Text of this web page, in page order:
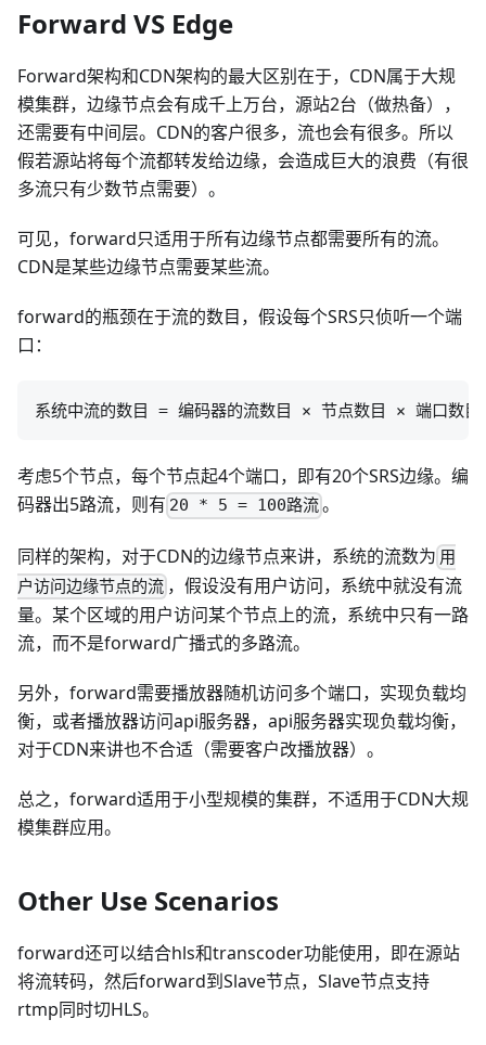
Forward VS Edge
Forward架构和CDN架构的最大区别在于，CDN属于大规
模集群，边缘节点会有成千上万台，源站2台（做热备），
还需要有中间层。CDN的客户很多，流也会有很多。所以
假若源站将每个流都转发给边缘，会造成巨大的浪费（有很
多流只有少数节点需要）。
可见，forward只适用于所有边缘节点都需要所有的流。
CDN是某些边缘节点需要某些流。
forward的瓶颈在于流的数目，假设每个SRS只侦听一个端
口：
考虑5个节点，每个节点起4个端口，即有20个SRS边缘。编
码器出5路流，则有 20 * 5 = 100路流。
同样的架构，对于CDN的边缘节点来讲，系统的流数为 用
户访问边缘节点的流 ，假设没有用户访问，系统中就没有流
量。某个区域的用户访问某个节点上的流，系统中只有一路
流，而不是forward广播式的多路流。
另外，forward需要播放器随机访问多个端口，实现负载均
衡，或者播放器访问api服务器，api服务器实现负载均衡，
对于CDN来讲也不合适（需要客户改播放器）。
总之，forward适用于小型规模的集群，不适用于CDN大规
模集群应用。
Other Use Scenarios
forward还可以结合hls和transcoder功能使用，即在源站
将流转码，然后forward到Slave节点，Slave节点支持
rtmp同时切HLS。